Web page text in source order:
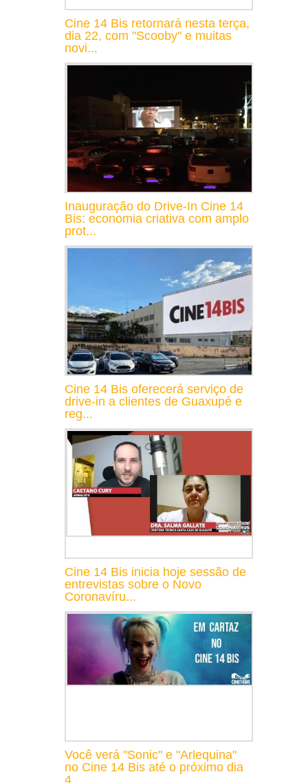
Cine 14 Bis retornará nesta terça,
dia 22, com "Scooby" e muitas
novi...
Inauguração do Drive-In Cine 14
Bis: economia criativa com amplo
prot...
Cine 14 Bis oferecerá serviço de
drive-in a clientes de Guaxupé e
reg...
Cine 14 Bis inicia hoje sessão de
entrevistas sobre o Novo
Coronavíru...
Você verá "Sonic" e "Arlequina"
no Cine 14 Bis até o próximo dia
4